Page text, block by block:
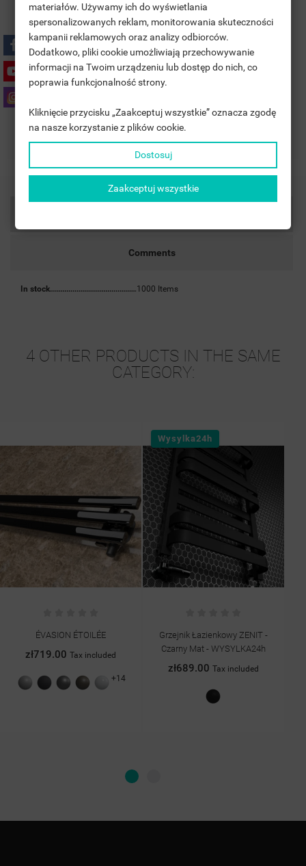
Polityka bezpieczeństwa
Zasady dostawy
Zasady zwrotu
Comments
In stock 1000 Items
4 OTHER PRODUCTS IN THE SAME
CATEGORY:
Grzejnik Łazienkowy ZENIT -
Czarny Mat - WYSYLKA24h
Grzejnik Pokojowy Z Obrazem
Art.29
zł1,299.00Tax included
MOJE LISTY ŻYCZEŃ
((TITLE))
((LABEL))
((CANCELTEXT))
SIGN IN
YOU NEED TO BE LOGGED IN TO SAVE PRODUCTS IN YOUR
WISHLIST.
((CANCELTEXT)) ((LOGINTEXT))
materiałów. Używamy ich do wyświetlania
spersonalizowanych reklam, monitorowania skuteczności
kampanii reklamowych oraz analizy odbiorców.
Dodatkowo, pliki cookie umożliwiają przechowywanie
informacji na Twoim urządzeniu lub dostęp do nich, co
poprawia funkcjonalność strony.
Kliknięcie przycisku „Zaakceptuj wszystkie” oznacza zgodę
na nasze korzystanie z plików cookie.
Dostosuj
Zaakceptuj wszystkie